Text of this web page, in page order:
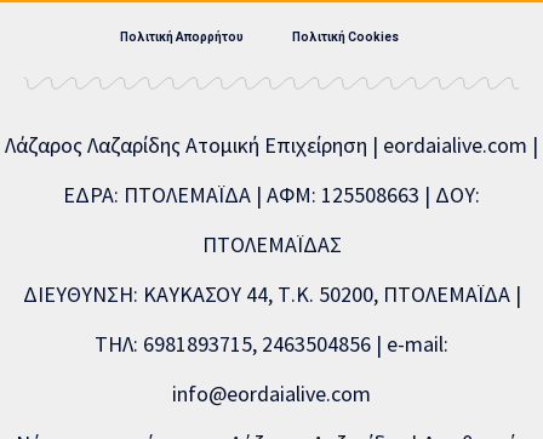
Πολιτική Απορρήτου Πολιτική Cookies
Λάζαρος Λαζαρίδης Ατομική Επιχείρηση | eordaialive.com |
ΕΔΡΑ: ΠΤΟΛΕΜΑΪΔΑ | ΑΦΜ: 125508663 | ΔΟΥ:
ΠΤΟΛΕΜΑΪΔΑΣ
ΔΙΕΥΘΥΝΣΗ: ΚΑΥΚΑΣΟΥ 44, Τ.Κ. 50200, ΠΤΟΛΕΜΑΪΔΑ |
ΤΗΛ: 6981893715, 2463504856 | e-mail:
info@eordaialive.com